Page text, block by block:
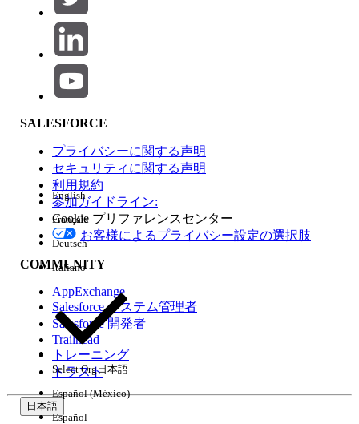
製品エリア
機能の影響
エディション
環境
SALESFORCE
プライバシーに関する声明
セキュリティに関する声明
利用規約
参加ガイドライン:
Cookie プリファレンスセンター
お客様によるプライバシー設定の選択肢
COMMUNITY
AppExchange
Salesforce システム管理者
Salesforce 開発者
Trailhead
トレーニング
トラスト
日本語
English
Français
Deutsch
Italiano
Select Org日本語
Español (México)
Español